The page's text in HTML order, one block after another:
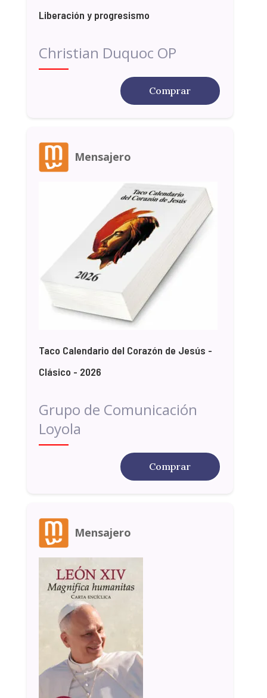
Liberación y progresismo
Christian Duquoc OP
Comprar
Mensajero
Taco Calendario del Corazón de Jesús -
Clásico - 2026
Grupo de Comunicación
Loyola
Comprar
Mensajero